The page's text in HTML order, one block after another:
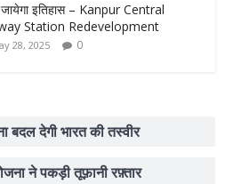
इतिहास – Kanpur Central
Station Redevelopment
28, 2025 0
बदल देगी भारत की तस्वीर
ने पकड़ी तूफ़ानी रफ़्तार